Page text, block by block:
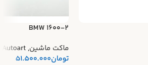
BMW 1600-2
ماکت ماشین,
Autoart
تومان51.500.000